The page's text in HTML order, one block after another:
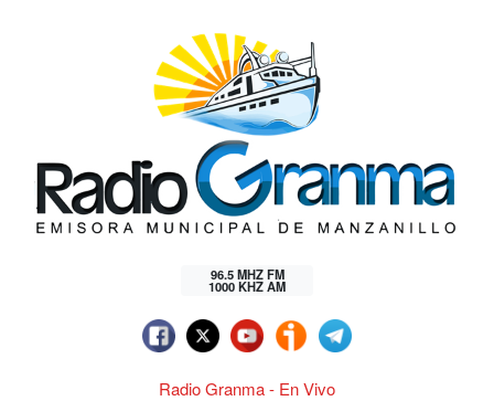
96.5 MHZ FM
1000 KHZ AM
Radio Granma - En Vivo